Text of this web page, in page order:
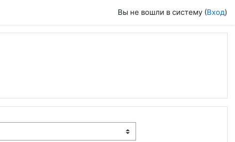
Вы не вошли в систему (Вход)